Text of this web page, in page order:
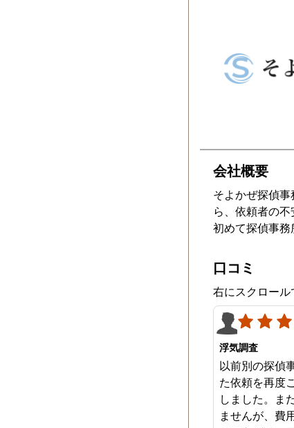
会社概要
そよかぜ探偵
ら、依頼者の
初めて探偵事務
口コミ
右にスクロー
浮気調査
以前別の探偵
た依頼を再度
しました。ま
ませんが、費